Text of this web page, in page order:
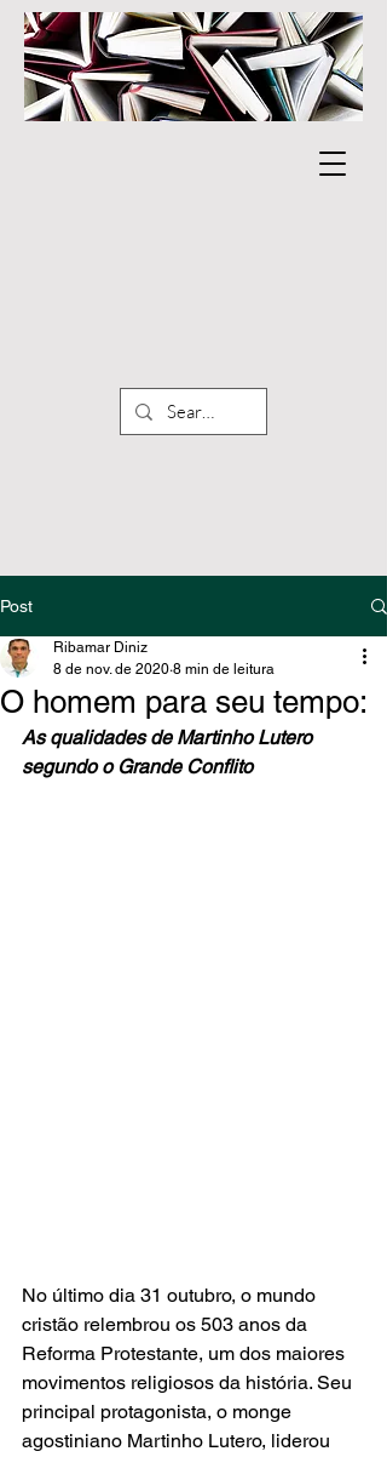
Post
O homem para seu tempo:
Ribamar Diniz
8 de nov. de 2020 8 min de leitura
As qualidades de Martinho Lutero
segundo o Grande Conflito
No último dia 31 outubro, o mundo
cristão relembrou os 503 anos da
Reforma Protestante, um dos maiores
movimentos religiosos da história. Seu
principal protagonista, o monge
agostiniano Martinho Lutero, liderou